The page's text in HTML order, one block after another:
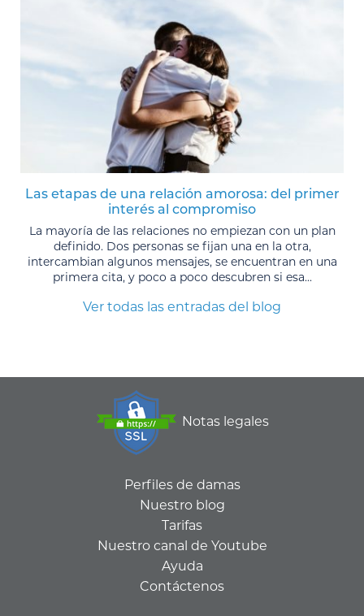
Las etapas de una relación amorosa: del primer
interés al compromiso
La mayoría de las relaciones no empiezan con un plan
definido. Dos personas se fijan una en la otra,
intercambian algunos mensajes, se encuentran en una
primera cita, y poco a poco descubren si esa...
Ver todas las entradas del blog
Notas legales
Perfiles de damas
Nuestro blog
Tarifas
Nuestro canal de Youtube
Ayuda
Contáctenos